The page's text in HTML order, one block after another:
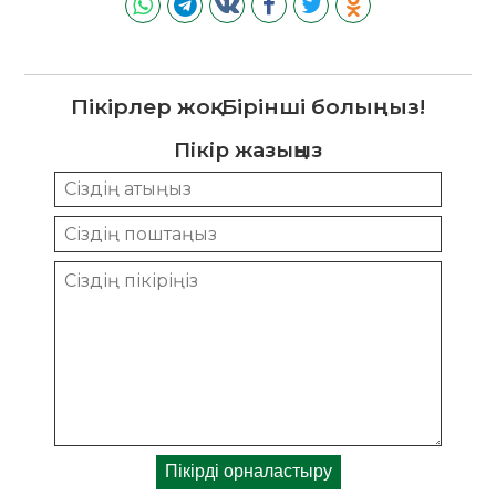
Пікірлер жоқ. Бірінші болыңыз!
Пікір жазыңыз